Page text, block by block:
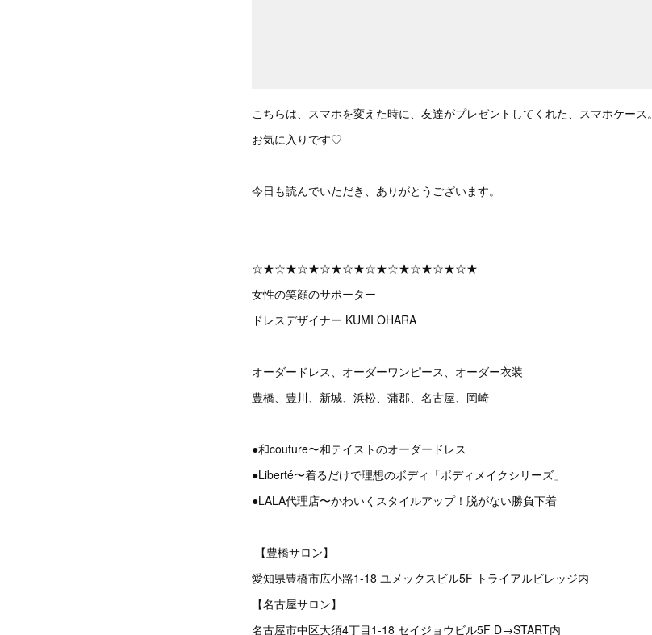
こちらは、スマホを変えた時に、友達がプレゼントしてくれた、スマホケース。
お気に入りです♡
今日も読んでいただき、ありがとうございます。
☆★☆★☆★☆★☆★☆★☆★☆★☆★☆★
女性の笑顔のサポーター
ドレスデザイナー KUMI OHARA
オーダードレス、オーダーワンピース、オーダー衣装
豊橋、豊川、新城、浜松、蒲郡、名古屋、岡崎
●和couture〜和テイストのオーダードレス
●Liberté〜着るだけで理想のボディ「ボディメイクシリーズ」
●LALA代理店〜かわいくスタイルアップ！脱がない勝負下着
【豊橋サロン】
愛知県豊橋市広小路1-18 ユメックスビル5F トライアルビレッジ内
【名古屋サロン】
名古屋市中区大須4丁目1-18 セイジョウビル5F D→START内